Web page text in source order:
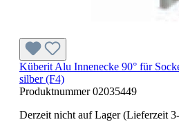
Küberit Alu Innenecke 90° für
silber (F4)
Produktnummer02035449
Derzeit nicht auf Lager (Lieferzeit